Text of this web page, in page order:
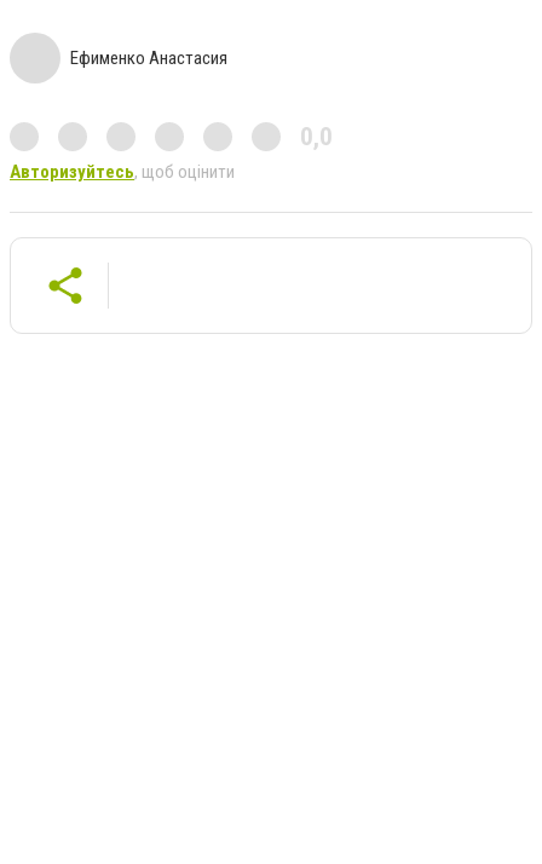
Ефименко Анастасия
0,0
Авторизуйтесь, щоб оцінити